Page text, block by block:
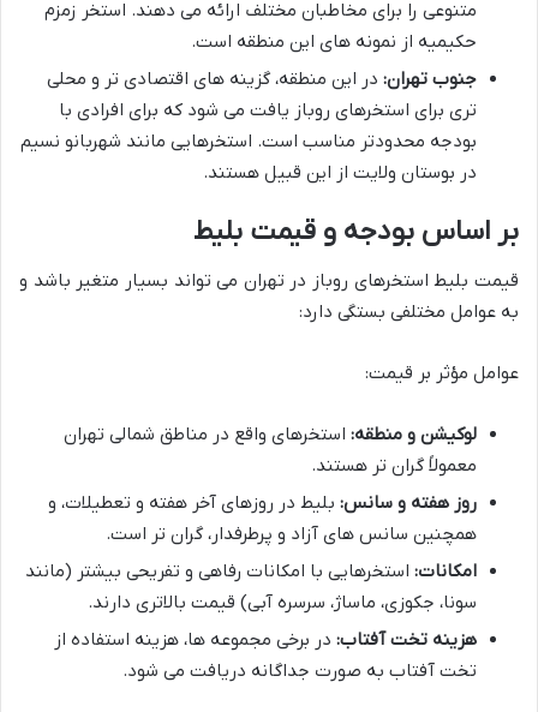
متنوعی را برای مخاطبان مختلف ارائه می دهند. استخر زمزم
حکیمیه از نمونه های این منطقه است.
جنوب تهران: در این منطقه، گزینه های اقتصادی تر و محلی
تری برای استخرهای روباز یافت می شود که برای افرادی با
بودجه محدودتر مناسب است. استخرهایی مانند شهربانو نسیم
در بوستان ولایت از این قبیل هستند.
بر اساس بودجه و قیمت بلیط
قیمت بلیط استخرهای روباز در تهران می تواند بسیار متغیر باشد و
به عوامل مختلفی بستگی دارد:
عوامل مؤثر بر قیمت:
لوکیشن و منطقه: استخرهای واقع در مناطق شمالی تهران
معمولاً گران تر هستند.
روز هفته و سانس: بلیط در روزهای آخر هفته و تعطیلات، و
همچنین سانس های آزاد و پرطرفدار، گران تر است.
امکانات: استخرهایی با امکانات رفاهی و تفریحی بیشتر (مانند
سونا، جکوزی، ماساژ، سرسره آبی) قیمت بالاتری دارند.
هزینه تخت آفتاب: در برخی مجموعه ها، هزینه استفاده از
تخت آفتاب به صورت جداگانه دریافت می شود.